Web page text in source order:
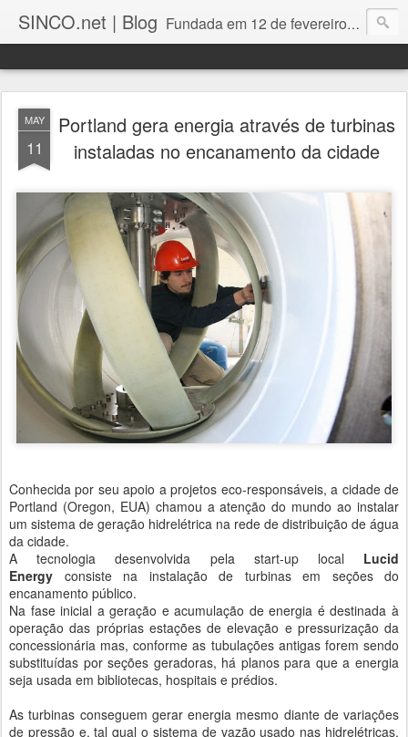
SINCO.net | Blog Fundada em 12 de fevereiro de 1982. Fabricante brasileira de servidores e workstations. Certificações: Intel Technology Provider Platinum, Seagate Storage Solution Provider, Kingston Premium Reseller, Nilko Design Partner.
MAY
11
Portland gera energia através de turbinas
instaladas no encanamento da cidade
Conhecida por seu apoio a projetos eco-responsáveis, a cidade de
Portland (Oregon, EUA) chamou a atenção do mundo ao instalar
um sistema de geração hidrelétrica na rede de distribuição de água
da cidade.
A tecnologia desenvolvida pela start-up local Lucid
Energy consiste na instalação de turbinas em seções do
encanamento público.
Na fase inicial a geração e acumulação de energia é destinada à
operação das próprias estações de elevação e pressurização da
concessionária mas, conforme as tubulações antigas forem sendo
substituídas por seções geradoras, há planos para que a energia
seja usada em bibliotecas, hospitais e prédios.
As turbinas conseguem gerar energia mesmo diante de variações
de pressão e, tal qual o sistema de vazão usado nas hidrelétricas,